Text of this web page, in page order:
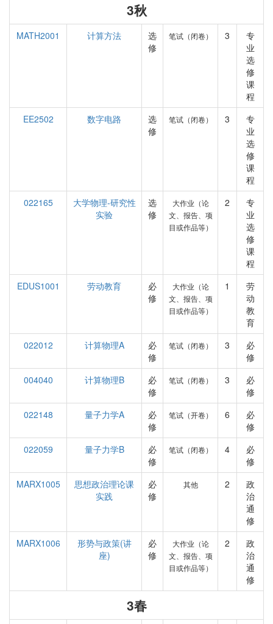
3秋
MATH2001 计算方法
选
修
笔试（闭卷） 3
专
业
选
修
课
程
EE2502
数字电路
选
修
笔试（闭卷） 3
专
业
选
修
课
程
022165
大学物理-研究性
实验
选
修
大作业（论
文、报告、项
目或作品等）
2
专
业
选
修
课
程
EDUS1001
劳动教育
必
修
大作业（论
文、报告、项
目或作品等）
1
劳
动
教
育
022012
计算物理A
必
修
笔试（闭卷） 3
必
修
004040
计算物理B
必
修
笔试（闭卷） 3
必
修
022148
量子力学A
必
修
笔试（开卷） 6
必
修
022059
量子力学B
必
修
笔试（闭卷） 4
必
修
MARX1005
思想政治理论课
实践
必
修
其他 2
政
治
通
修
MARX1006
形势与政策(讲
座)
必
修
大作业（论
文、报告、项
目或作品等）
2
政
治
通
修
3春